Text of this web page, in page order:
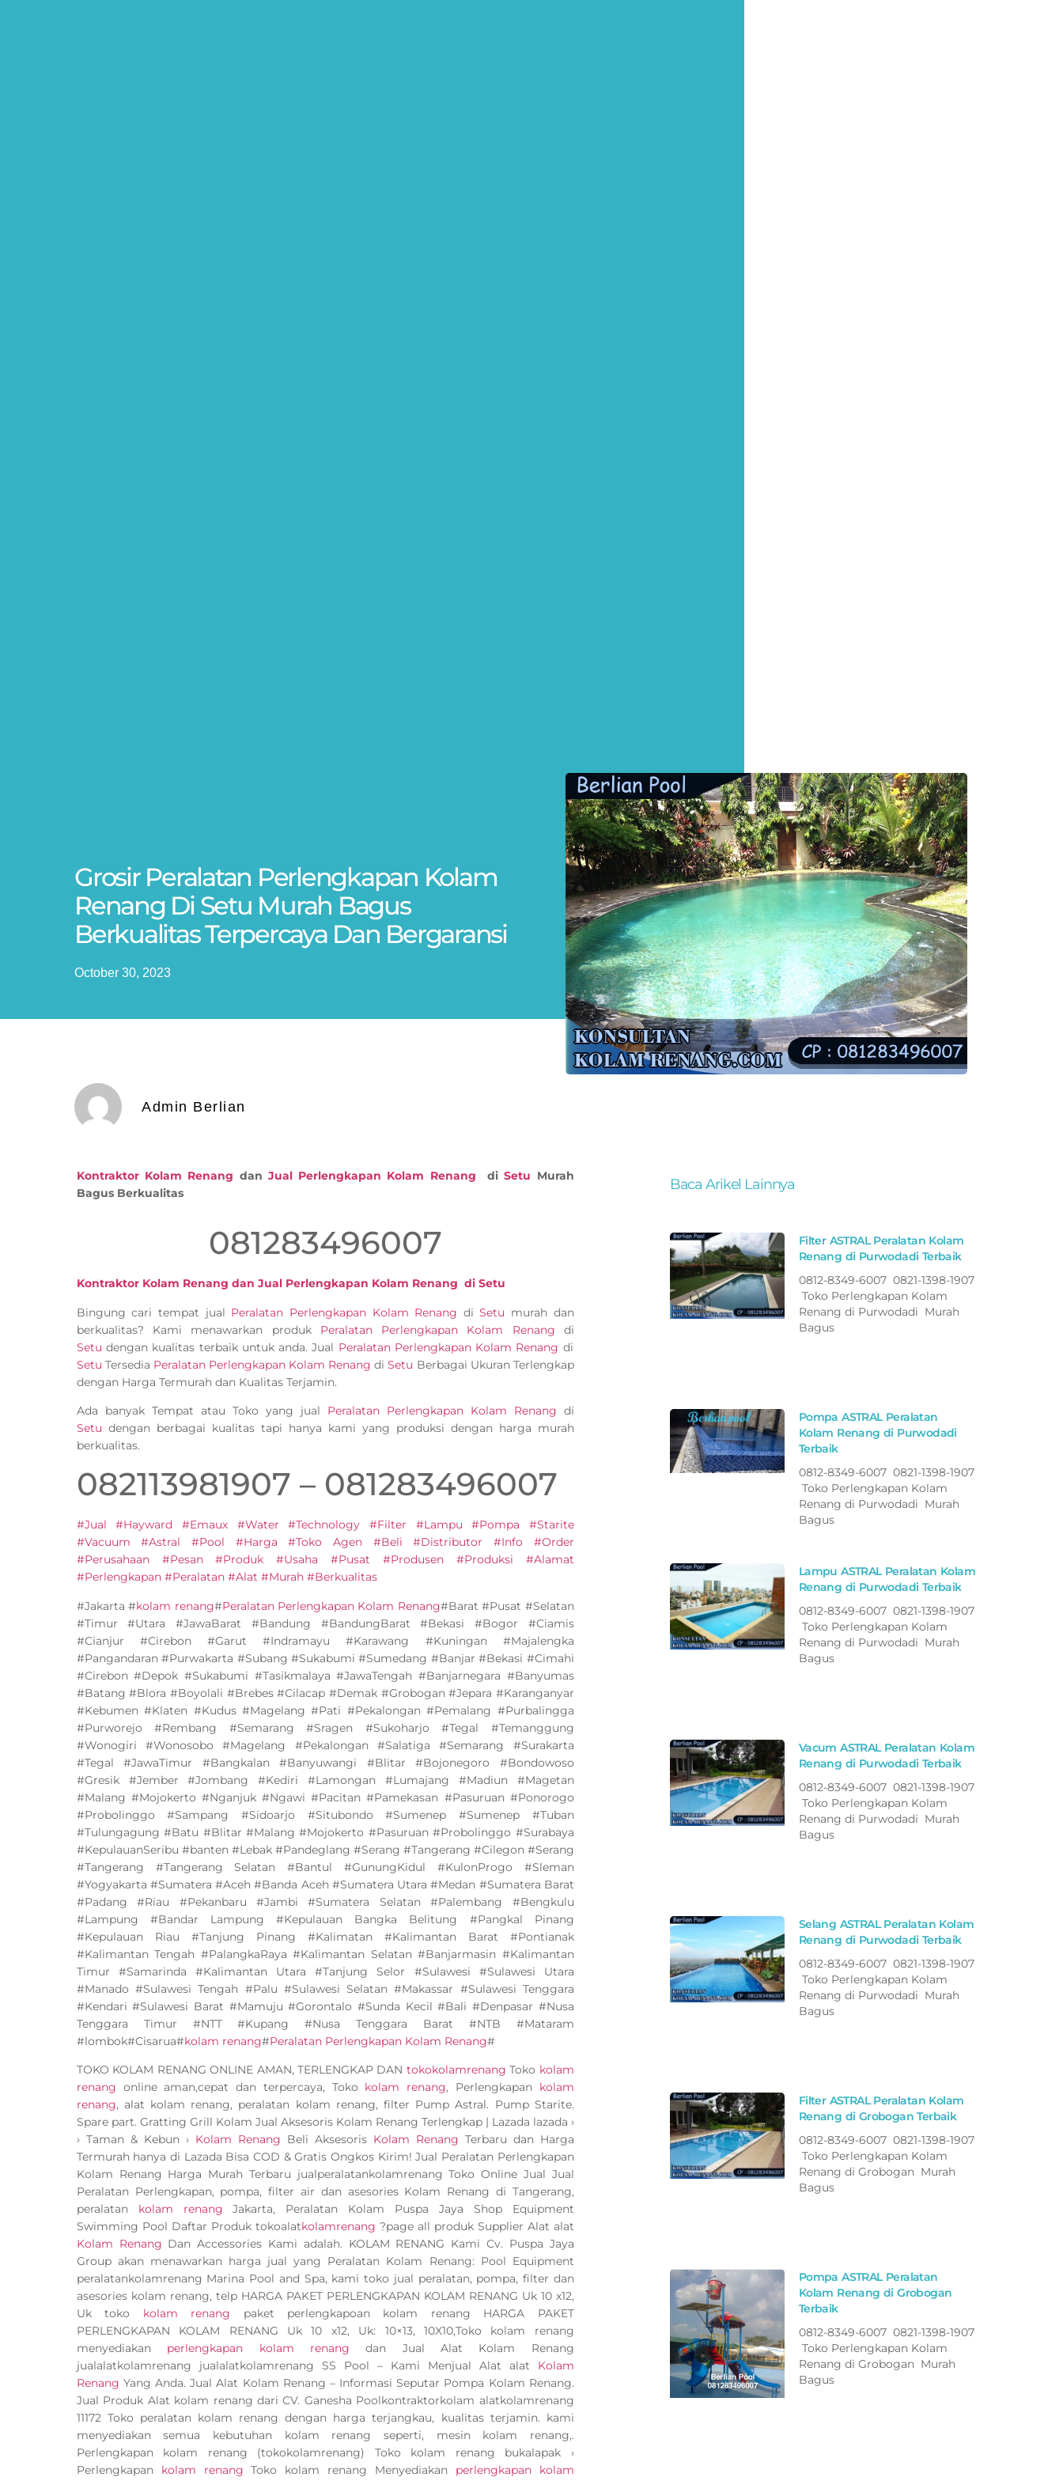
Grosir Peralatan Perlengkapan Kolam
Renang Di Setu Murah Bagus
Berkualitas Terpercaya Dan Bergaransi
October 30, 2023
Admin Berlian
Kontraktor Kolam Renang dan Jual Perlengkapan Kolam Renang diSetu Murah
Bagus Berkualitas
081283496007
Kontraktor Kolam Renang dan Jual Perlengkapan Kolam Renang di Setu
Bingung cari tempat jual Peralatan Perlengkapan Kolam Renang diSetu murah dan
berkualitas? Kami menawarkan produk Peralatan Perlengkapan Kolam Renang di
Setu dengan kualitas terbaik untuk anda. Jual Peralatan Perlengkapan Kolam Renang di
Setu Tersedia Peralatan Perlengkapan Kolam Renang diSetu Berbagai Ukuran Terlengkap
dengan Harga Termurah dan Kualitas Terjamin.
Ada banyak Tempat atau Toko yang jual Peralatan Perlengkapan Kolam Renang di
Setu dengan berbagai kualitas tapi hanya kami yang produksi dengan harga murah
berkualitas.
082113981907 – 081283496007
#Jual #Hayward #Emaux #Water #Technology #Filter #Lampu #Pompa #Starite
#Vacuum #Astral #Pool #Harga #Toko Agen #Beli #Distributor #Info #Order
#Perusahaan #Pesan #Produk #Usaha #Pusat #Produsen #Produksi #Alamat
#Perlengkapan #Peralatan #Alat #Murah #Berkualitas
#Jakarta #kolam renang#Peralatan Perlengkapan Kolam Renang#Barat #Pusat #Selatan
#Timur #Utara #JawaBarat #Bandung #BandungBarat #Bekasi #Bogor #Ciamis
#Cianjur #Cirebon #Garut #Indramayu #Karawang #Kuningan #Majalengka
#Pangandaran #Purwakarta #Subang #Sukabumi #Sumedang #Banjar #Bekasi #Cimahi
#Cirebon #Depok #Sukabumi #Tasikmalaya #JawaTengah #Banjarnegara #Banyumas
#Batang #Blora #Boyolali #Brebes #Cilacap #Demak #Grobogan #Jepara #Karanganyar
#Kebumen #Klaten #Kudus #Magelang #Pati #Pekalongan #Pemalang #Purbalingga
#Purworejo #Rembang #Semarang #Sragen #Sukoharjo #Tegal #Temanggung
#Wonogiri #Wonosobo #Magelang #Pekalongan #Salatiga #Semarang #Surakarta
#Tegal #JawaTimur #Bangkalan #Banyuwangi #Blitar #Bojonegoro #Bondowoso
#Gresik #Jember #Jombang #Kediri #Lamongan #Lumajang #Madiun #Magetan
#Malang #Mojokerto #Nganjuk #Ngawi #Pacitan #Pamekasan #Pasuruan #Ponorogo
#Probolinggo #Sampang #Sidoarjo #Situbondo #Sumenep #Sumenep #Tuban
#Tulungagung #Batu #Blitar #Malang #Mojokerto #Pasuruan #Probolinggo #Surabaya
#KepulauanSeribu #banten #Lebak #Pandeglang #Serang #Tangerang #Cilegon #Serang
#Tangerang #Tangerang Selatan #Bantul #GunungKidul #KulonProgo #Sleman
#Yogyakarta #Sumatera #Aceh #Banda Aceh #Sumatera Utara #Medan #Sumatera Barat
#Padang #Riau #Pekanbaru #Jambi #Sumatera Selatan #Palembang #Bengkulu
#Lampung #Bandar Lampung #Kepulauan Bangka Belitung #Pangkal Pinang
#Kepulauan Riau #Tanjung Pinang #Kalimatan #Kalimantan Barat #Pontianak
#Kalimantan Tengah #PalangkaRaya #Kalimantan Selatan #Banjarmasin #Kalimantan
Timur #Samarinda #Kalimantan Utara #Tanjung Selor #Sulawesi #Sulawesi Utara
#Manado #Sulawesi Tengah #Palu #Sulawesi Selatan #Makassar #Sulawesi Tenggara
#Kendari #Sulawesi Barat #Mamuju #Gorontalo #Sunda Kecil #Bali #Denpasar #Nusa
Tenggara Timur #NTT #Kupang #Nusa Tenggara Barat #NTB #Mataram
#lombok#Cisarua#kolam renang#Peralatan Perlengkapan Kolam Renang#
TOKO KOLAM RENANG ONLINE AMAN, TERLENGKAP DAN tokokolamrenang Toko kolam
renang online aman,cepat dan terpercaya, Toko kolam renang, Perlengkapan kolam
renang, alat kolam renang, peralatan kolam renang, filter Pump Astral. Pump Starite.
Spare part. Gratting Grill Kolam Jual Aksesoris Kolam Renang Terlengkap | Lazada lazada ›
› Taman & Kebun ›Kolam Renang Beli Aksesoris Kolam Renang Terbaru dan Harga
Termurah hanya di Lazada Bisa COD & Gratis Ongkos Kirim! Jual Peralatan Perlengkapan
Kolam Renang Harga Murah Terbaru jualperalatankolamrenang Toko Online Jual Jual
Peralatan Perlengkapan, pompa, filter air dan asesories Kolam Renang di Tangerang,
peralatan kolam renang Jakarta, Peralatan Kolam Puspa Jaya Shop Equipment
Swimming Pool Daftar Produk tokoalatkolamrenang ?page all produk Supplier Alat alat
Kolam Renang Dan Accessories Kami adalah. KOLAM RENANG Kami Cv. Puspa Jaya
Group akan menawarkan harga jual yang Peralatan Kolam Renang: Pool Equipment
peralatankolamrenang Marina Pool and Spa, kami toko jual peralatan, pompa, filter dan
asesories kolam renang, telp HARGA PAKET PERLENGKAPAN KOLAM RENANG Uk 10 x12,
Uk toko kolam renang paket perlengkapoan kolam renang HARGA PAKET
PERLENGKAPAN KOLAM RENANG Uk 10 x12, Uk: 10×13, 10X10,Toko kolam renang
menyediakan perlengkapan kolam renang dan Jual Alat Kolam Renang
jualalatkolamrenang jualalatkolamrenang SS Pool – Kami Menjual Alat alat Kolam
Renang Yang Anda. Jual Alat Kolam Renang – Informasi Seputar Pompa Kolam Renang.
Jual Produk Alat kolam renang dari CV. Ganesha Poolkontraktorkolam alatkolamrenang
11172 Toko peralatan kolam renang dengan harga terjangkau, kualitas terjamin. kami
menyediakan semua kebutuhan kolam renang seperti, mesin kolam renang,.
Perlengkapan kolam renang (tokokolamrenang) Toko kolam renang bukalapak ›
Perlengkapan kolam renang Toko kolam renang Menyediakan perlengkapan kolam
Baca Arikel Lainnya
Filter ASTRAL Peralatan Kolam
Renang di Purwodadi Terbaik
0812-8349-6007 0821-1398-1907
Toko Perlengkapan Kolam
Renang di Purwodadi Murah
Bagus
Pompa ASTRAL Peralatan
Kolam Renang di Purwodadi
Terbaik
0812-8349-6007 0821-1398-1907
Toko Perlengkapan Kolam
Renang di Purwodadi Murah
Bagus
Lampu ASTRAL Peralatan Kolam
Renang di Purwodadi Terbaik
0812-8349-6007 0821-1398-1907
Toko Perlengkapan Kolam
Renang di Purwodadi Murah
Bagus
Vacum ASTRAL Peralatan Kolam
Renang di Purwodadi Terbaik
0812-8349-6007 0821-1398-1907
Toko Perlengkapan Kolam
Renang di Purwodadi Murah
Bagus
Selang ASTRAL Peralatan Kolam
Renang di Purwodadi Terbaik
0812-8349-6007 0821-1398-1907
Toko Perlengkapan Kolam
Renang di Purwodadi Murah
Bagus
Filter ASTRAL Peralatan Kolam
Renang di Grobogan Terbaik
0812-8349-6007 0821-1398-1907
Toko Perlengkapan Kolam
Renang di Grobogan Murah
Bagus
Pompa ASTRAL Peralatan
Kolam Renang di Grobogan
Terbaik
0812-8349-6007 0821-1398-1907
Toko Perlengkapan Kolam
Renang di Grobogan Murah
Bagus